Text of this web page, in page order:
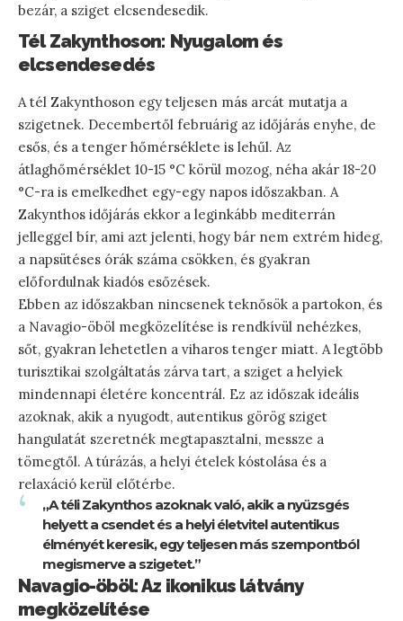
bezár, a sziget elcsendesedik.
Tél Zakynthoson: Nyugalom és
elcsendesedés
A tél Zakynthoson egy teljesen más arcát mutatja a
szigetnek. Decembertől februárig az időjárás enyhe, de
esős, és a tenger hőmérséklete is lehűl. Az
átlaghőmérséklet 10-15 °C körül mozog, néha akár 18-20
°C-ra is emelkedhet egy-egy napos időszakban. A
Zakynthos időjárás ekkor a leginkább mediterrán
jelleggel bír, ami azt jelenti, hogy bár nem extrém hideg,
a napsütéses órák száma csökken, és gyakran
előfordulnak kiadós esőzések.
Ebben az időszakban nincsenek teknősök a partokon, és
a Navagio-öböl megközelítése is rendkívül nehézkes,
sőt, gyakran lehetetlen a viharos tenger miatt. A legtöbb
turisztikai szolgáltatás zárva tart, a sziget a helyiek
mindennapi életére koncentrál. Ez az időszak ideális
azoknak, akik a nyugodt, autentikus görög sziget
hangulatát szeretnék megtapasztalni, messze a
tömegtől. A túrázás, a helyi ételek kóstolása és a
relaxáció kerül előtérbe.
„A téli Zakynthos azoknak való, akik a nyüzsgés
helyett a csendet és a helyi életvitel autentikus
élményét keresik, egy teljesen más szempontból
megismerve a szigetet.”
Navagio-öböl: Az ikonikus látvány
megközelítése